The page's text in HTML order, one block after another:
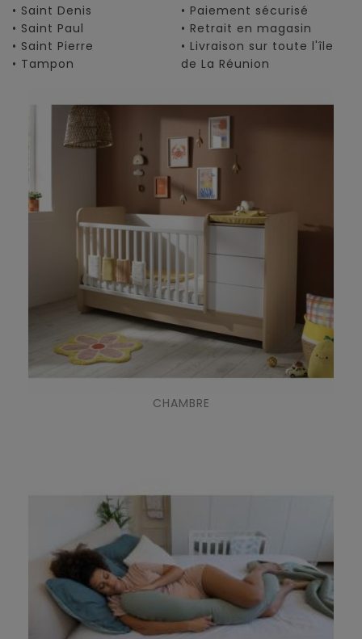
• Saint Denis
• Saint Paul
• Saint Pierre
• Tampon
• Paiement sécurisé
• Retrait en magasin
• Livraison sur toute l'île
de La Réunion
CHAMBRE